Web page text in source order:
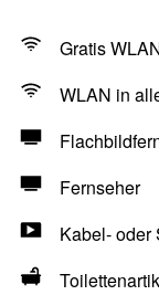
Gratis
WLAN in
Fernseher
Kabel- oder